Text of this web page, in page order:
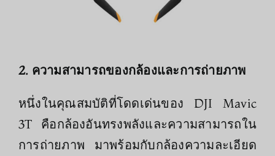
2. ความสามารถของกล้องและการถ่ายภาพ
หนึ่งในคุณสมบัติที่โดดเด่นของ DJI Mavic
3T คือกล้องอันทรงพลังและความสามารถใน
การถ่ายภาพ มาพร้อมกับกล้องความละเอียด